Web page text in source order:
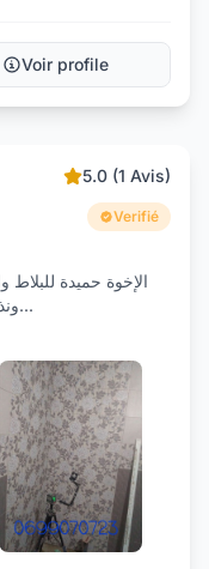
Voir profile
5.0 (1 Avis)
Verifié
الإخوة حميدة
...